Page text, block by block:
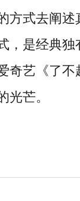
方式去阐述
，是经典
奇艺《了
光芒。